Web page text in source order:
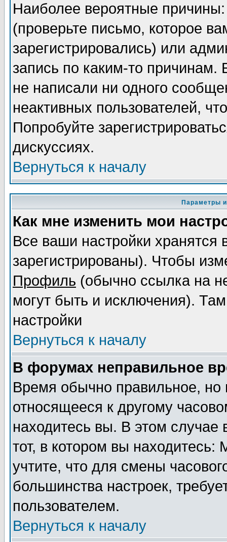
Наиболее вероятные
(проверьте письмо, которое
зарегистрировались) или
запись по каким-то
не написали ни одного
неактивных пользователей,
Попробуйте
дискуссиях.
Вернуться к началу
Параметры
Как мне изменить мои
Все ваши настройки
зарегистрированы). Чтобы
Профиль (обычно ссылка на
могут быть и исключения).
настройки
Вернуться к началу
В форумах неправильное
Время обычно правильное,
относящееся к другому
находитесь вы. В этом
тот, в котором вы
учтите, что для смены
большинства настроек,
пользователем.
Вернуться к началу